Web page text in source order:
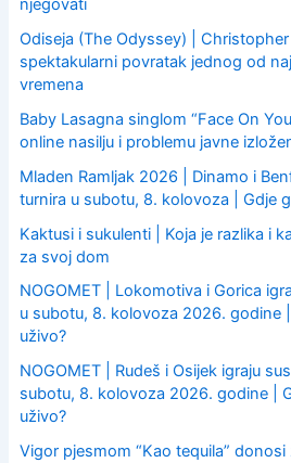
njegovati
Odiseja (The Odyssey) |
spektakularni povratak jednog od
vremena
Baby Lasagna singlom “Face On
online nasilju i problemu javne
Mladen Ramljak 2026 | Dinamo i
turnira u subotu, 8. kolovoza | Gdje
Kaktusi i sukulenti | Koja je razlika i
za svoj dom
NOGOMET | Lokomotiva i Gorica
u subotu, 8. kolovoza 2026. godine
uživo?
NOGOMET | Rudeš i Osijek igraju
subotu, 8. kolovoza 2026. godine |
uživo?
Vigor pjesmom “Kao tequila”